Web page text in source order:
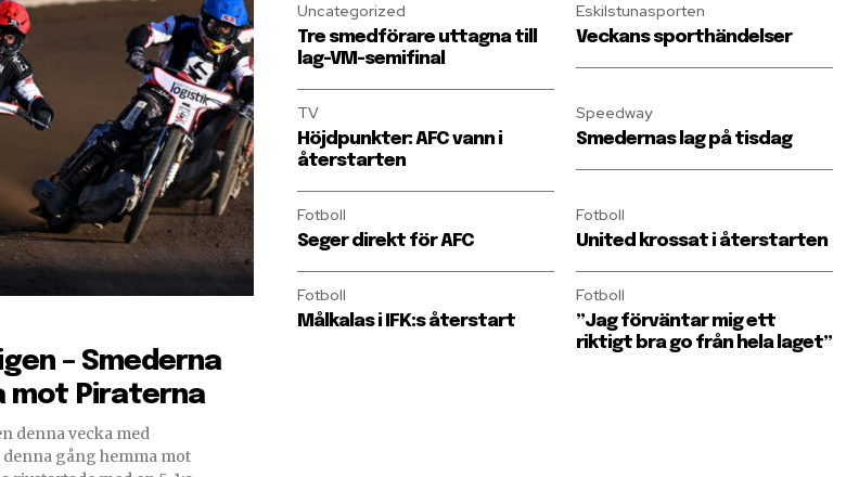
– Smederna
mot Piraterna
denna vecka med
denna gång hemma mot
Uncategorized
Tre smedförare uttagna till
lag-VM-semifinal
Eskilstunasporten
Veckans sporthändelser
TV
Höjdpunkter: AFC vann i
återstarten
Speedway
Smedernas lag på tisdag
Fotboll
Seger direkt för AFC
Fotboll
United krossat i återstarten
Fotboll
Målkalas i IFK:s återstart
Fotboll
”Jag förväntar mig ett
riktigt bra go från hela laget”